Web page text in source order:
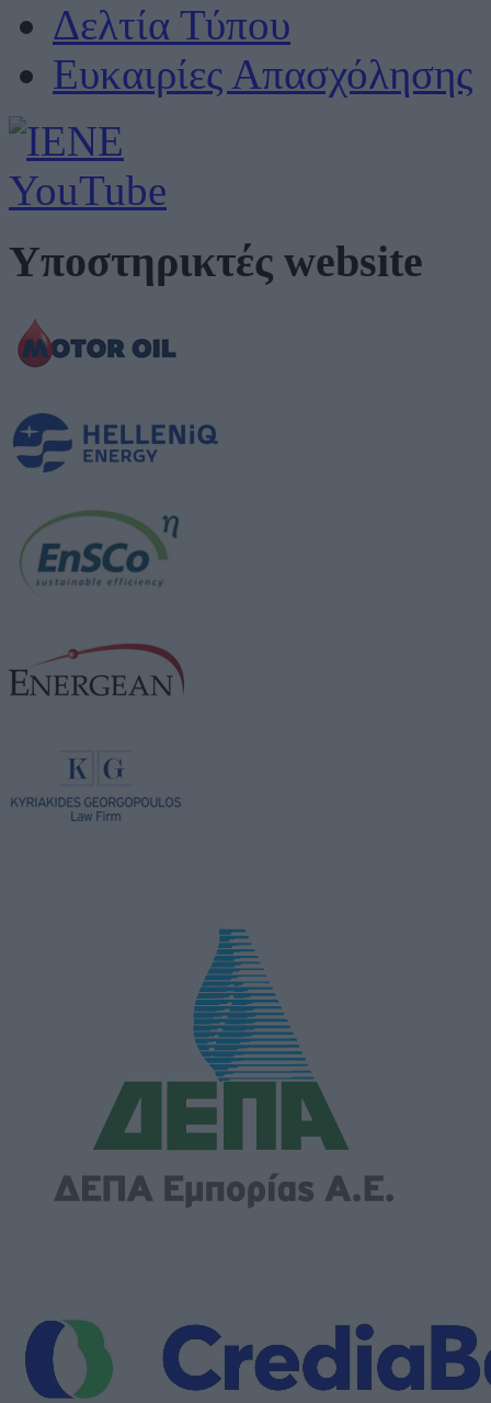
Δελτία Τύπου
Ευκαιρίες Απασχόλησης
Υποστηρικτές website